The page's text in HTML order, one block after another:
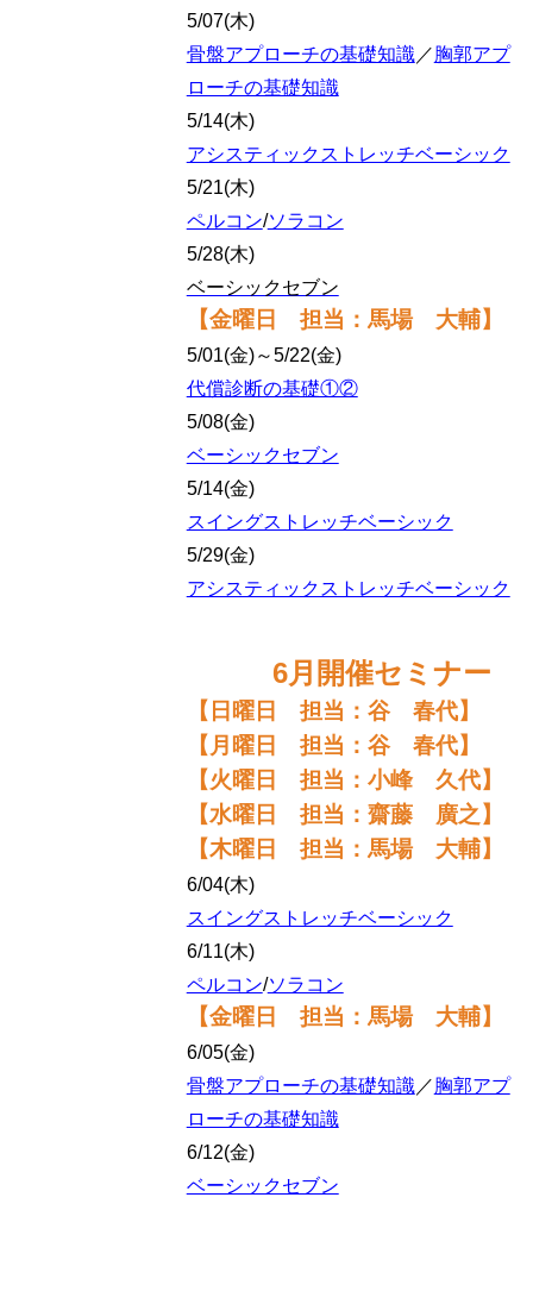
5/07(木)
骨盤アプローチの基礎知識／胸郭アプ
ローチの基礎知識
5/14(木)
アシスティックストレッチベーシック
5/21(木)
ペルコン/ソラコン
5/28(木)
ベーシックセブン
【金曜日 担当：馬場 大輔】
5/01(金)～5/22(金)
代償診断の基礎①②
5/08(金)
ベーシックセブン
5/14(金)
スイングストレッチベーシック
5/29(金)
アシスティックストレッチベーシック
6月開催セミナー
【日曜日 担当：谷 春代】
【月曜日 担当：谷 春代】
【火曜日 担当：小峰 久代】
【水曜日 担当：齋藤 廣之】
【木曜日 担当：馬場 大輔】
6/04(木)
スイングストレッチベーシック
6/11(木)
ペルコン/ソラコン
【金曜日 担当：馬場 大輔】
6/05(金)
骨盤アプローチの基礎知識／胸郭アプ
ローチの基礎知識
6/12(金)
ベーシックセブン